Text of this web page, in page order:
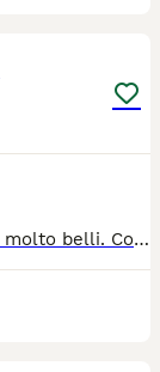
Vendo cuccioli di Maine Coon dolcissimi e molto belli. Colori: white femmina,red femmina,black smoke, maschio solido blue, maschi e femmine e femmine tortie/calico (tre colori). Li cedo dai 2 mesi con: · controllo veterinario · vaccino FIV · sverminazione · libretto sanitario Allego qualche foto di esempio. Per chi vuole, è possibile vedere anche gli altri cuccioli, venire a vederli senza impegno o chiedere foto e video della mamma, del papà e dei cuccioli. No pedegree quindi nessun obbligo di castrazione o sterilizzazione. Ci troviamo a 10 minuti da Ovada. Info: 373 86 51 858 - Contattarmi su WhatsApp.